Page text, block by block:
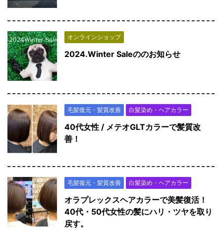
オンラインショップ
2024.Winter Saleののお知らせ
毛髪復元・髪質改善 白髪染め・ヘアカラー
40代女性 / メテオGLTカラーで髪質改
善！
毛髪復元・髪質改善 白髪染め・ヘアカラー
オラプレックスヘアカラーで美髪復活！
40代・50代女性の髪にハリ・ツヤを取り
戻す。